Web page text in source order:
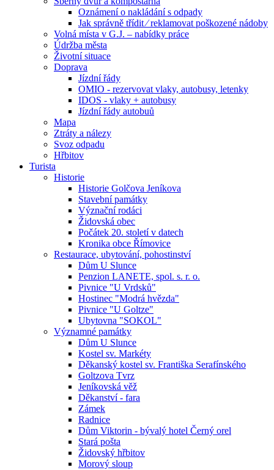
Oznámení o nakládání s odpady
Jak správně třídit ⁄ reklamovat poškozené nádoby
Volná místa v G.J. – nabídky práce
Údržba města
Životní situace
Doprava
Jízdní řády
OMIO - rezervovat vlaky, autobusy, letenky
IDOS - vlaky + autobusy
Jízdní řády autobuů
Mapa
Ztráty a nálezy
Svoz odpadu
Hřbitov
Turista
Historie
Historie Golčova Jeníkova
Stavební památky
Význační rodáci
Židovská obec
Počátek 20. století v datech
Kronika obce Římovice
Restaurace, ubytování, pohostinství
Dům U Slunce
Penzion LANETE, spol. s. r. o.
Pivnice "U Vrdsků"
Hostinec "Modrá hvězda"
Pivnice "U Goltze"
Ubytovna "SOKOL"
Významné památky
Dům U Slunce
Kostel sv. Markéty
Děkanský kostel sv. Františka Serafínského
Goltzova Tvrz
Jeníkovská věž
Děkanství - fara
Zámek
Radnice
Dům Viktorin - bývalý hotel Černý orel
Stará pošta
Židovský hřbitov
Morový sloup